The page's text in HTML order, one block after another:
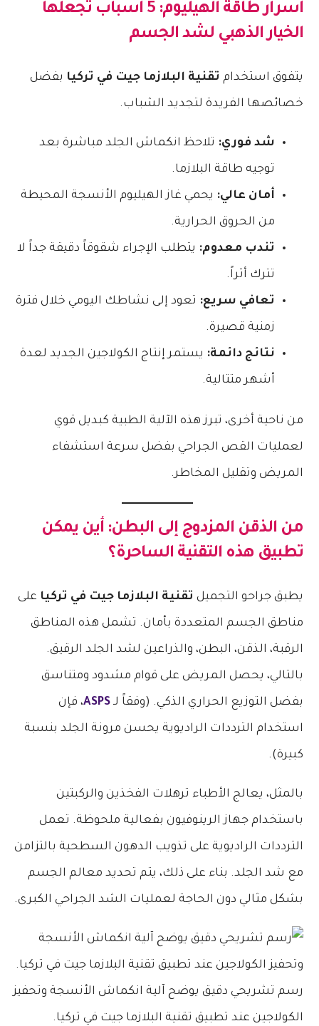
​أسرار طاقة الهيليوم: 5 أسباب تجعلها
الخيار الذهبي لشد الجسم
​يتفوق استخدام تقنية البلازما جيت في تركيا بفضل
خصائصها الفريدة لتجديد الشباب.
شد فوري: تلاحظ انكماش الجلد مباشرة بعد
توجيه طاقة البلازما.
أمان عالي: يحمي غاز الهيليوم الأنسجة المحيطة
من الحروق الحرارية.
تندب معدوم: يتطلب الإجراء شقوقاً دقيقة جداً لا
تترك أثراً.
تعافي سريع: تعود إلى نشاطك اليومي خلال فترة
زمنية قصيرة.
نتائج دائمة: يستمر إنتاج الكولاجين الجديد لعدة
أشهر متتالية.
​من ناحية أخرى، تبرز هذه الآلية الطبية كبديل قوي
لعمليات القص الجراحي بفضل سرعة استشفاء
المريض وتقليل المخاطر.
​من الذقن المزدوج إلى البطن: أين يمكن
تطبيق هذه التقنية الساحرة؟
​يطبق جراحو التجميل تقنية البلازما جيت في تركيا على
مناطق الجسم المتعددة بأمان. تشمل هذه المناطق
الرقبة، الذقن، البطن، والذراعين لشد الجلد الرقيق.
بالتالي، يحصل المريض على قوام مشدود ومتناسق
بفضل التوزيع الحراري الذكي. (وفقاً لـASPS، فإن
استخدام الترددات الراديوية يحسن مرونة الجلد بنسبة
كبيرة).
​بالمثل، يعالج الأطباء ترهلات الفخذين والركبتين
باستخدام جهاز الرينوفيون بفعالية ملحوظة. تعمل
الترددات الراديوية على تذويب الدهون السطحية بالتزامن
مع شد الجلد. بناء على ذلك، يتم تحديد معالم الجسم
بشكل مثالي دون الحاجة لعمليات الشد الجراحي الكبرى.
رسم تشريحي دقيق يوضح آلية انكماش الأنسجة وتحفيز
الكولاجين عند تطبيق تقنية البلازما جيت في تركيا.